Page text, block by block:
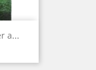
a...